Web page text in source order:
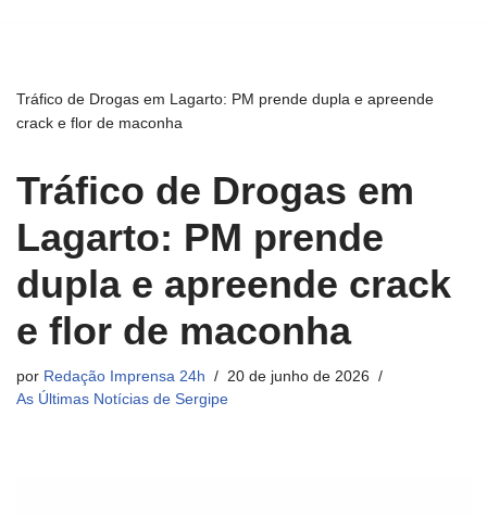
Tráfico de Drogas em Lagarto: PM prende dupla e apreende
crack e flor de maconha
Tráfico de Drogas em
Lagarto: PM prende
dupla e apreende crack
e flor de maconha
por Redação Imprensa 24h
20 de junho de 2026
As Últimas Notícias de Sergipe